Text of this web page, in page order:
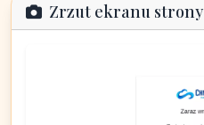
Zrzut ekranu strony